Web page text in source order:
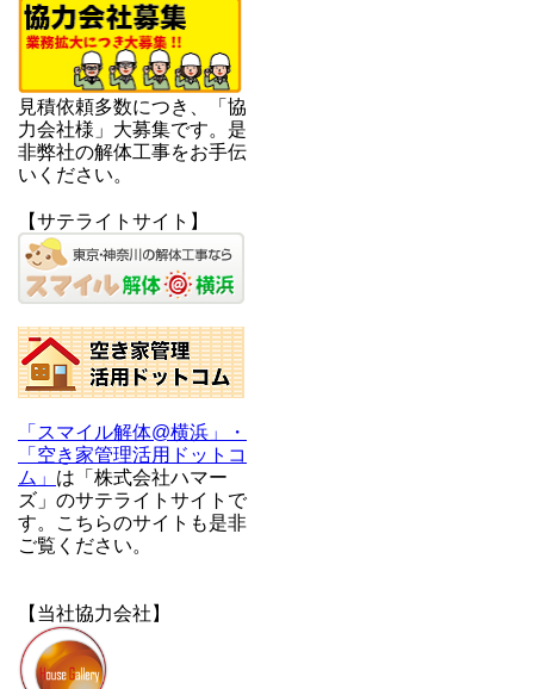
見積依頼多数につき、「協
力会社様」大募集です。是
非弊社の解体工事をお手伝
いください。
【サテライトサイト】
「スマイル解体@横浜」・
「空き家管理活用ドットコ
ム」 は「株式会社ハマー
ズ」のサテライトサイトで
す。こちらのサイトも是非
ご覧ください。
【当社協力会社】